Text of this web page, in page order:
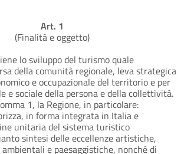
Art. 1
(Finalità e oggetto)
lo sviluppo del turismo quale
della comunità regionale, leva strategica
e occupazionale del territorio e per
e sociale della persona e della collettività.
1, la Regione, in particolare:
in forma integrata in Italia e
unitaria del sistema turistico
sintesi delle eccellenze artistiche,
e paesaggistiche, nonché di